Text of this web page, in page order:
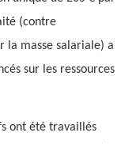
(contre
la masse salariale) a
sur les ressources
ont été travaillés